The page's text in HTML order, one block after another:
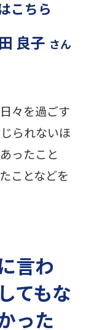
こちら
良子 さん
々を過ごす
られないほ
ったこと
ことなどを
言わ
てもな
った